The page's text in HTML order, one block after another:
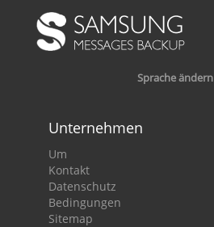
Sprache ändern
Unternehmen
Um
Kontakt
Datenschutz
Bedingungen
Sitemap